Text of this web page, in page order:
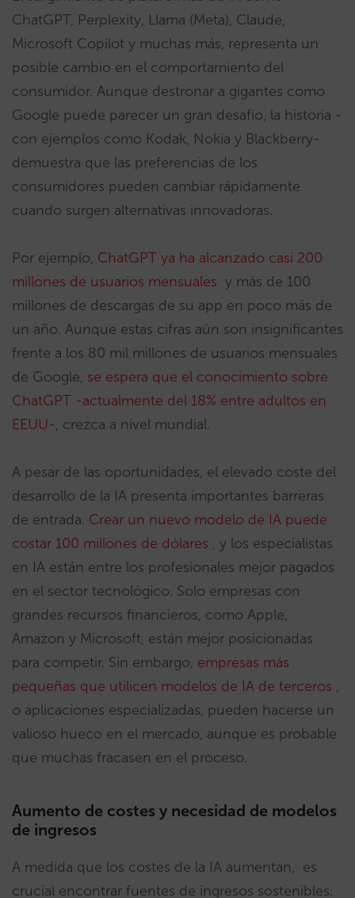
ChatGPT, Perplexity, Llama (Meta), Claude,
Microsoft Copilot y muchas más, representa un
posible cambio en el comportamiento del
consumidor. Aunque destronar a gigantes como
Google puede parecer un gran desafío, la historia -
con ejemplos como Kodak, Nokia y Blackberry-
demuestra que las preferencias de los
consumidores pueden cambiar rápidamente
cuando surgen alternativas innovadoras.
Por ejemplo, ChatGPT ya ha alcanzado casi 200
millones de usuarios mensuales y más de 100
millones de descargas de su app en poco más de
un año. Aunque estas cifras aún son insignificantes
frente a los 80 mil millones de usuarios mensuales
de Google, se espera que el conocimiento sobre
ChatGPT -actualmente del 18% entre adultos en
EEUU-, crezca a nivel mundial.
A pesar de las oportunidades, el elevado coste del
desarrollo de la IA presenta importantes barreras
de entrada. Crear un nuevo modelo de IA puede
costar 100 millones de dólares , y los especialistas
en IA están entre los profesionales mejor pagados
en el sector tecnológico. Solo empresas con
grandes recursos financieros, como Apple,
Amazon y Microsoft, están mejor posicionadas
para competir. Sin embargo, empresas más
pequeñas que utilicen modelos de IA de terceros ,
o aplicaciones especializadas, pueden hacerse un
valioso hueco en el mercado, aunque es probable
que muchas fracasen en el proceso.
Aumento de costes y necesidad de modelos
de ingresos
A medida que los costes de la IA aumentan, es
crucial encontrar fuentes de ingresos sostenibles.